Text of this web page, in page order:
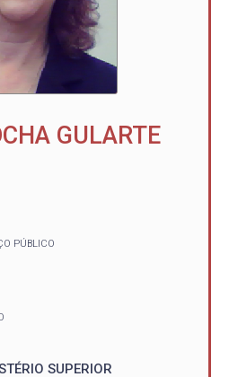
GULARTE
PÚBLICO
SUPERIOR